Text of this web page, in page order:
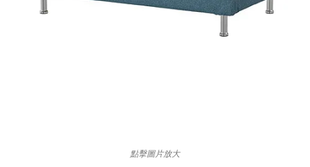
點擊圖片放大